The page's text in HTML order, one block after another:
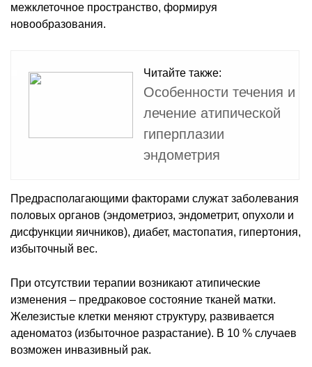
межклеточное пространство, формируя
новообразования.
Читайте также:
Особенности течения и
лечение атипической
гиперплазии
эндометрия
Предрасполагающими факторами служат заболевания
половых органов (эндометриоз, эндометрит, опухоли и
дисфункции яичников), диабет, мастопатия, гипертония,
избыточный вес.
При отсутствии терапии возникают атипические
изменения – предраковое состояние тканей матки.
Железистые клетки меняют структуру, развивается
аденоматоз (избыточное разрастание). В 10 % случаев
возможен инвазивный рак.